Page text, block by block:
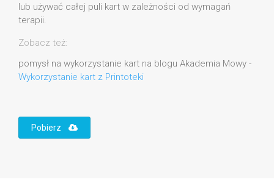
lub używać całej puli kart w zależności od wymagań
terapii.
Zobacz też:
pomysł na wykorzystanie kart na blogu Akademia Mowy -
Wykorzystanie kart z Printoteki
Pobierz